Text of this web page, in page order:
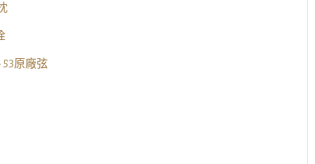
原廠弦